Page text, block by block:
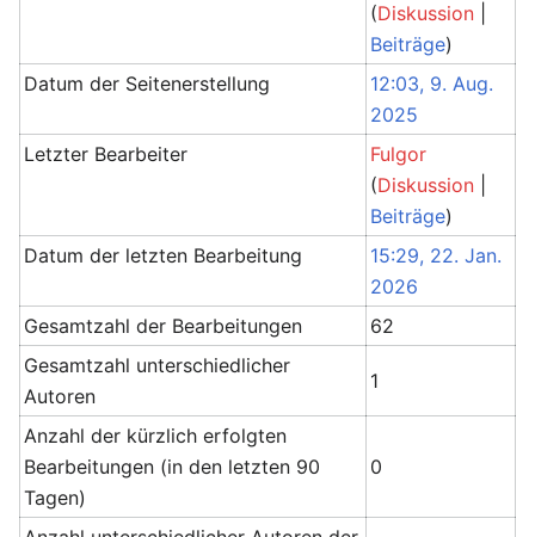
(Diskussion
Beiträge)
Datum der Seitenerstellung
12:03, 9. Aug.
2025
Letzter Bearbeiter
Fulgor
(Diskussion
Beiträge)
Datum der letzten Bearbeitung
15:29, 22. Jan.
2026
Gesamtzahl der Bearbeitungen
62
Gesamtzahl unterschiedlicher
Autoren
1
Anzahl der kürzlich erfolgten
Bearbeitungen (in den letzten 90
Tagen)
0